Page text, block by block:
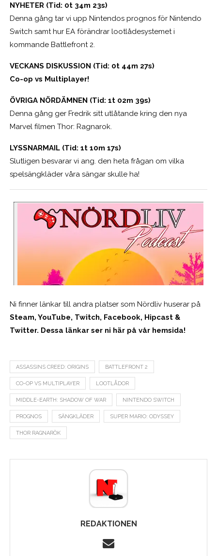
NYHETER (Tid: 0t 34m 23s)
Denna gång tar vi upp Nintendos prognos för Nintendo
Switch samt hur EA förändrar lootlådesystemet i
kommande Battlefront 2.
VECKANS DISKUSSION (Tid: 0t 44m 27s)
Co-op vs Multiplayer!
ÖVRIGA NÖRDÄMNEN (Tid: 1t 02m 39s)
Denna gång ger Fredrik sitt utlåtande kring den nya
Marvel filmen Thor: Ragnarok.
LYSSNARMAIL (Tid: 1t 10m 17s)
Slutligen besvarar vi ang. den heta frågan om vilka
spelsängkläder våra sängar skulle ha!
Ni finner länkar till andra platser som Nördliv huserar på
Steam, YouTube, Twitch, Facebook, Hipcast &
Twitter. Dessa länkar ser ni här på vår hemsida!
ASSASSINS CREED: ORIGINS BATTLEFRONT 2
CO-OP VS MULTIPLAYER LOOTLÅDOR
MIDDLE-EARTH: SHADOW OF WAR NINTENDO SWITCH
PROGNOS SÄNGKLÄDER SUPER MARIO: ODYSSEY
THOR RAGNARÖK
REDAKTIONEN